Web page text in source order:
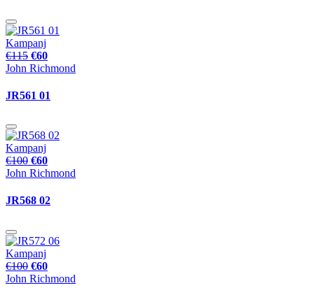
Kampanj
€115 €60
John Richmond
JR561 01
Kampanj
€100 €60
John Richmond
JR568 02
Kampanj
€100 €60
John Richmond